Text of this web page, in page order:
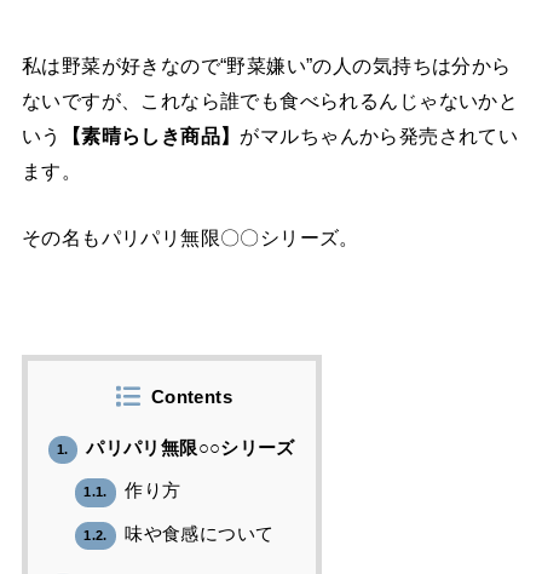
私は野菜が好きなので“野菜嫌い”の人の気持ちは分から
ないですが、これなら誰でも食べられるんじゃないかと
いう
【素晴らしき商品】 がマルちゃんから発売されてい
ます。
その名もパリパリ無限〇〇シリーズ。
Contents
1. パリパリ無限○○シリーズ
1.1. 作り方
1.2. 味や食感について